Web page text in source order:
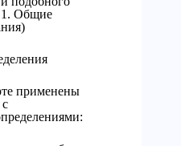
1. Общие
применены